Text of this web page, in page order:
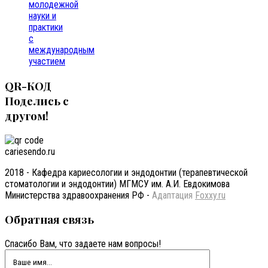
молодежной
науки и
практики
с
международным
участием
QR-КОД
Поделись с
другом!
cariesendo.ru
2018 - Кафедра кариесологии и эндодонтии (терапевтической
стоматологии и эндодонтии) МГМСУ им. А.И. Евдокимова
Министерства здравоохранения РФ - Адаптация Foxxy.ru
Обратная связь
Спасибо Вам, что задаете нам вопросы!